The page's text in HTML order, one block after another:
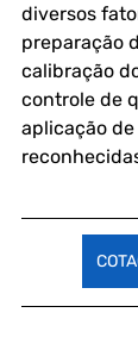
diversos
preparação
calibração
controle de
aplicação